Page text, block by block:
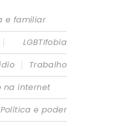
e familiar
|
LGBTIfobia
|
Trabalho
na internet
Política e poder